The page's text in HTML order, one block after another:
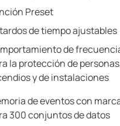
Preset
de tiempo ajustables
de
la protección de
y de instalaciones
de eventos con
300 conjuntos de datos